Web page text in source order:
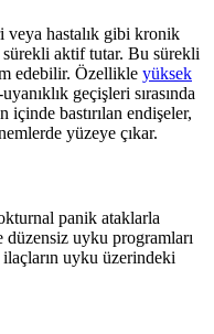
veya hastalık gibi kronik
aktif tutar. Bu sürekli
edebilir. Özellikle yüksek
geçişleri sırasında
içinde bastırılan endişeler,
yüzeye çıkar.
panik ataklarla
düzensiz uyku programları
uyku üzerindeki